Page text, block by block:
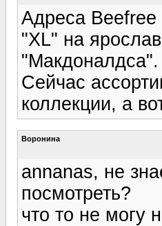
Адреса
"XL" на
"Макдоналдса".
Сейчас
коллекции, а
Воронина
annanas, не
посмотреть?
что то не могу